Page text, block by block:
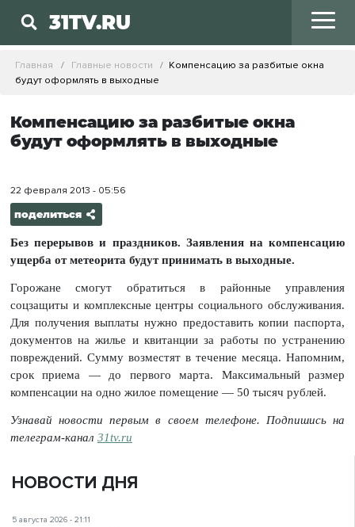
31TV.RU
Главная Главные новости
Компенсацию за разбитые окна
будут оформлять в выходные
Компенсацию за разбитые окна
будут оформлять в выходные
22 февраля 2013 - 05:56
поделиться
Без перерывов и праздников. Заявления на компенсацию
ущерба от метеорита будут принимать в выходные.
Горожане смогут обратиться в районные управления
соцзащиты и комплексные центры социального обслуживания.
Для получения выплаты нужно предоставить копии паспорта,
документов на жилье и квитанции за работы по устранению
повреждений. Сумму возместят в течение месяца. Напомним,
срок приема — до первого марта. Максимальный размер
компенсации на одно жилое помещение — 50 тысяч рублей.
Узнавай новости первым в своем телефоне. Подпишись на
телеграм-канал 31tv.ru
НОВОСТИ ДНЯ
5 августа 2026 - 21:11